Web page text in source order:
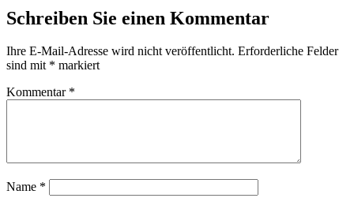
Schreiben Sie einen Kommentar
Ihre E-Mail-Adresse wird nicht veröffentlicht. Erforderliche Felder
sind mit * markiert
Kommentar *
Name *